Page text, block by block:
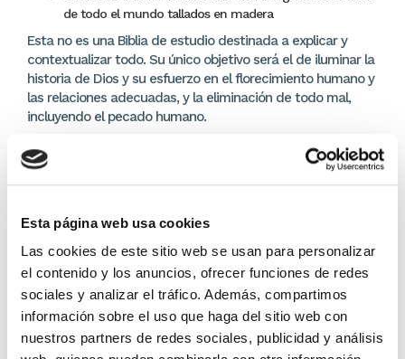
Esta página web usa cookies
Las cookies de este sitio web se usan para personalizar
el contenido y los anuncios, ofrecer funciones de redes
sociales y analizar el tráfico. Además, compartimos
información sobre el uso que haga del sitio web con
nuestros partners de redes sociales, publicidad y análisis
de todo el mundo tallados en madera
Esta no es una Biblia de estudio destinada a explicar y
contextualizar todo. Su único objetivo será el de iluminar la
historia de Dios y su esfuerzo en el florecimiento humano y
las relaciones adecuadas, y la eliminación de todo mal,
incluyendo el pecado humano.
Tamaño de letra texto bíblico:
Tamaño de letra comentario:8 puntos
DETALLES DEL PRODUCTO
Editor: Editorial Vida
66,49 €
En lugar de: 69,99 €